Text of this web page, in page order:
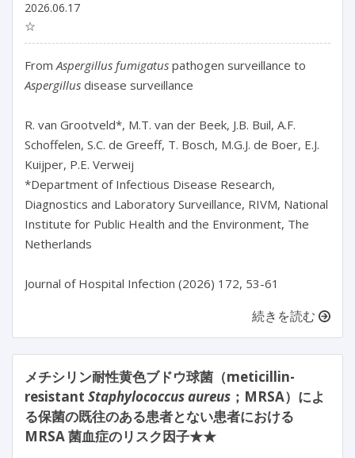
2026.06.17
☆
From Aspergillus fumigatus
Aspergillus disease surveillance
R. van Grootveld*, M.T. van der Beek, J.B. Buil, A.F.
Schoffelen, S.C. de Greeff, T. Bosch, M.G.J. de Boer, E.J.
Kuijper, P.E. Verweij
*Department of Infectious Disease Research,
Diagnostics and Laboratory Surveillance, RIVM, National
Institute for Public Health and the Environment, The
Netherlands
続きを読む
メチシリン耐性黄色ブドウ球菌（meticillin-
resistant Staphylococcus aureus ；MRSA）によ
る保菌の既往のある患者とない患者における
MRSA 菌血症のリスク因子★★